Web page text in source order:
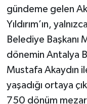
gündeme gelen
Yıldırım’ın,
Belediye
dönemin Antalya
Mustafa Akaydın
yaşadığı ortaya
750 dönüm